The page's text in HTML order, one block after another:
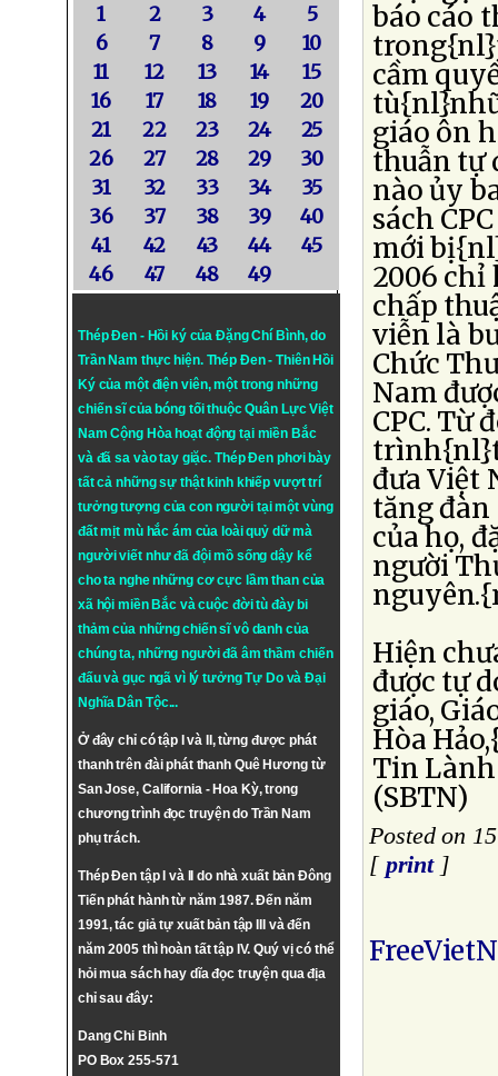
1 2 3 4
5
6
7 8 9
10
11
12 13 14
15
16
17 18 19
20
21
22 23 24
25
26
27 28 29
30
31
32 33 34
35
36
37 38 39
40
41
42 43 44
45
46
47 48 49
Thép Đen - Hồi ký của Đặng Chí Bình, do
Trần Nam thực hiện. Thép Đen- Thiên Hồi
Ký của một điện viên, một trong những
chiến sĩ của bóng tối thuộc Quân Lực Việt
Nam Cộng Hòa hoạt động tại miền Bắc
và đã sa vào tay giặc. Thép Đen phơi bày
tất cả những sự thật kinh khiếp vượt trí
tưởng tượng của con người tại một vùng
đất mịt mù hắc ám của loài quỷ dữ mà
người viết như đã đội mồ sống dậy kể
cho ta nghe những cơ cực lầm than của
xã hội miền Bắc và cuộc đời tù đày bi
thảm của những chiến sĩ vô danh của
chúng ta, những người đã âm thầm chiến
đấu và gục ngã vì lý tưởngTự DovàĐại
Nghĩa Dân Tộc...
Ở đây chỉ có tập I và II, từng được phát
thanh trên đài phát thanh Quê Hương từ
San Jose, California - Hoa Kỳ, trong
chương trình đọc truyện do Trần Nam
phụ trách.
Thép Đen tập I và II do nhà xuất bản Đông
Tiến phát hành từ năm 1987. Đến năm
1991, tác giả tự xuất bản tập III và đến
năm 2005 thì hoàn tất tập IV. Quý vị có thể
hỏi mua sách hay dĩa đọc truyện qua địa
chỉ sau đây:
Dang Chi Binh
PO Box 255-571
báo cáo
cầm
giáo ôn
thuẫn tự
nào ủy
sách
mới
2006 chỉ
chấp
viễn là
Chức
Nam
CPC. Từ
đưa Việt
tăng
của họ,
người
Hiện
được tự
giáo,
Hòa
Tin
(SBTN)
Posted on
[ print]